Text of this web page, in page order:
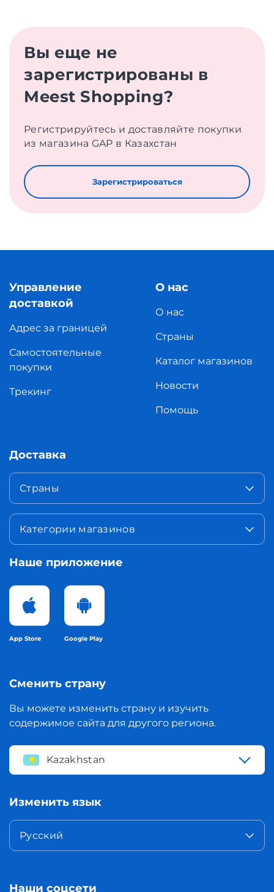
Вы еще не
зарегистрированы в
Meest Shopping?
Регистрируйтесь и доставляйте покупки
из магазина GAP в Казахстан
Зарегистрироваться
Управление
доставкой
Адрес за границей
Самостоятельные
покупки
Трекинг
О нас
О нас
Страны
Каталог магазинов
Новости
Помощь
Доставка
Страны
Категории магазинов
Наше приложение
App Store Google Play
Сменить страну
Вы можете изменить страну и изучить
содержимое сайта для другого региона.
Kazakhstan
Изменить язык
Русский
Наши соцсети